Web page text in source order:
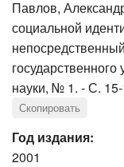
Павлов,
социальной
науки, № 1. - С. 15-
Скопировать
Год издания:
2001